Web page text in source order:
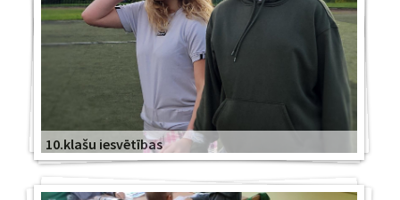
10.klašu iesvētības